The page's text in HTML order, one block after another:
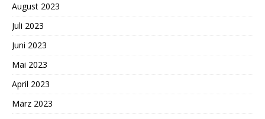
August 2023
Juli 2023
Juni 2023
Mai 2023
April 2023
März 2023